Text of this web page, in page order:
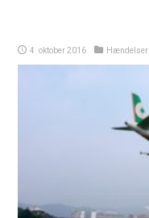
4. oktober 2016 Hændelser